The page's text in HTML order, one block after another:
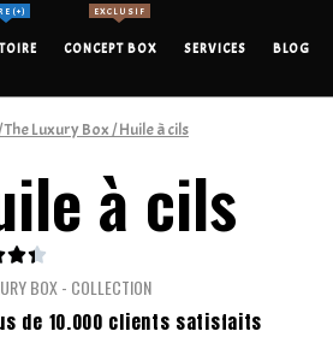
(+)
CONCEPT BOX
EXCLUSIF
SERVICES BLOG
The Luxury Box/ Huile à cils
à cils

BOX - COLLECTION
de 10.000 clients satisfaits